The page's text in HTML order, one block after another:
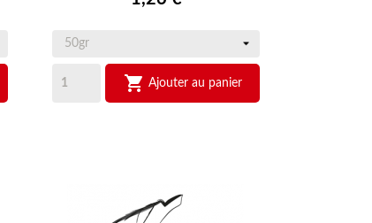
 Ajouter au panier